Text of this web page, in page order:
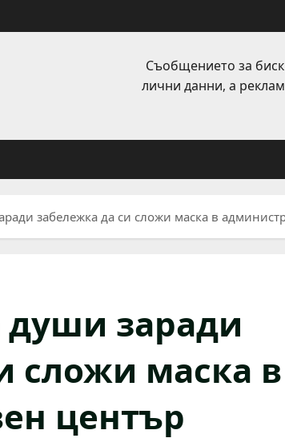
Съобщението за
лични данни, а
забележка да си сложи маска в
заради
сложи маска в
център